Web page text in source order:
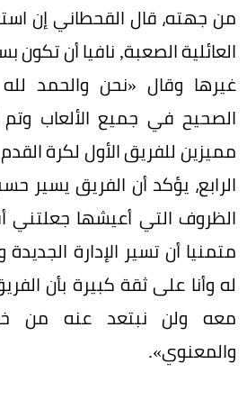
من جهته، قال القحطاني إن
العائلية الصعبة, نافيا أن تكون
غيرها وقال «نحن والحمد
الصحيح في جميع الألعاب وتم
مميزين للفريق الأول لكرة
الرابع، يؤكد أن الفريق
الظروف التي أعيشها جعلتني
متمنيا أن تسير الإدارة
له وأنا على ثقة كبيرة بأن
معه ولن نبتعد عنه من
والمعنوي».